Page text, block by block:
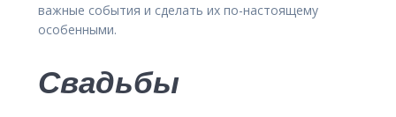
важные события и сделать их по-настоящему
особенными.
Свадьбы